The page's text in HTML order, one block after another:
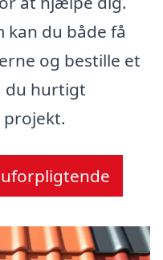
kan du både få
og bestille et
du hurtigt